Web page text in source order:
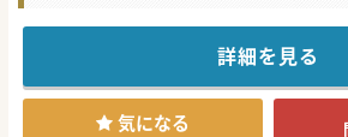
高知市内の中心部から車で20分程度で
勤務日数なども相談可能ですので、少
ましたらお問合せください♪
#秋入職可
詳細を見る
気になる